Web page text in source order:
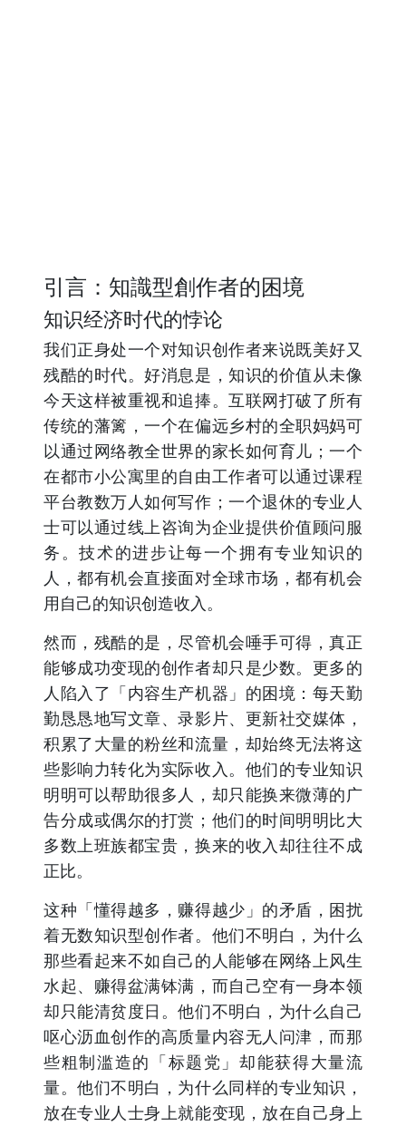
引言：知識型創作者的困境
知识经济时代的悖论
我们正身处一个对知识创作者来说既美好又
残酷的时代。好消息是，知识的价值从未像
今天这样被重视和追捧。互联网打破了所有
传统的藩篱，一个在偏远乡村的全职妈妈可
以通过网络教全世界的家长如何育儿；一个
在都市小公寓里的自由工作者可以通过课程
平台教数万人如何写作；一个退休的专业人
士可以通过线上咨询为企业提供价值顾问服
务。技术的进步让每一个拥有专业知识的
人，都有机会直接面对全球市场，都有机会
用自己的知识创造收入。
然而，残酷的是，尽管机会唾手可得，真正
能够成功变现的创作者却只是少数。更多的
人陷入了「内容生产机器」的困境：每天勤
勤恳恳地写文章、录影片、更新社交媒体，
积累了大量的粉丝和流量，却始终无法将这
些影响力转化为实际收入。他们的专业知识
明明可以帮助很多人，却只能换来微薄的广
告分成或偶尔的打赏；他们的时间明明比大
多数上班族都宝贵，换来的收入却往往不成
正比。
这种「懂得越多，赚得越少」的矛盾，困扰
着无数知识型创作者。他们不明白，为什么
那些看起来不如自己的人能够在网络上风生
水起、赚得盆满钵满，而自己空有一身本领
却只能清贫度日。他们不明白，为什么自己
呕心沥血创作的高质量内容无人问津，而那
些粗制滥造的「标题党」却能获得大量流
量。他们不明白，为什么同样的专业知识，
放在专业人士身上就能变现，放在自己身上